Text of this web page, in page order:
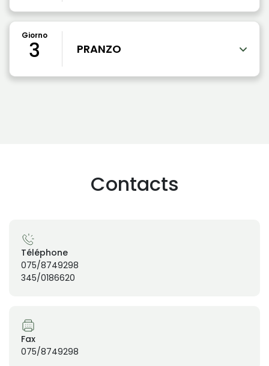
Giorno
3 PRANZO
Contacts
Téléphone
075/8749298
345/0186620
Fax
075/8749298